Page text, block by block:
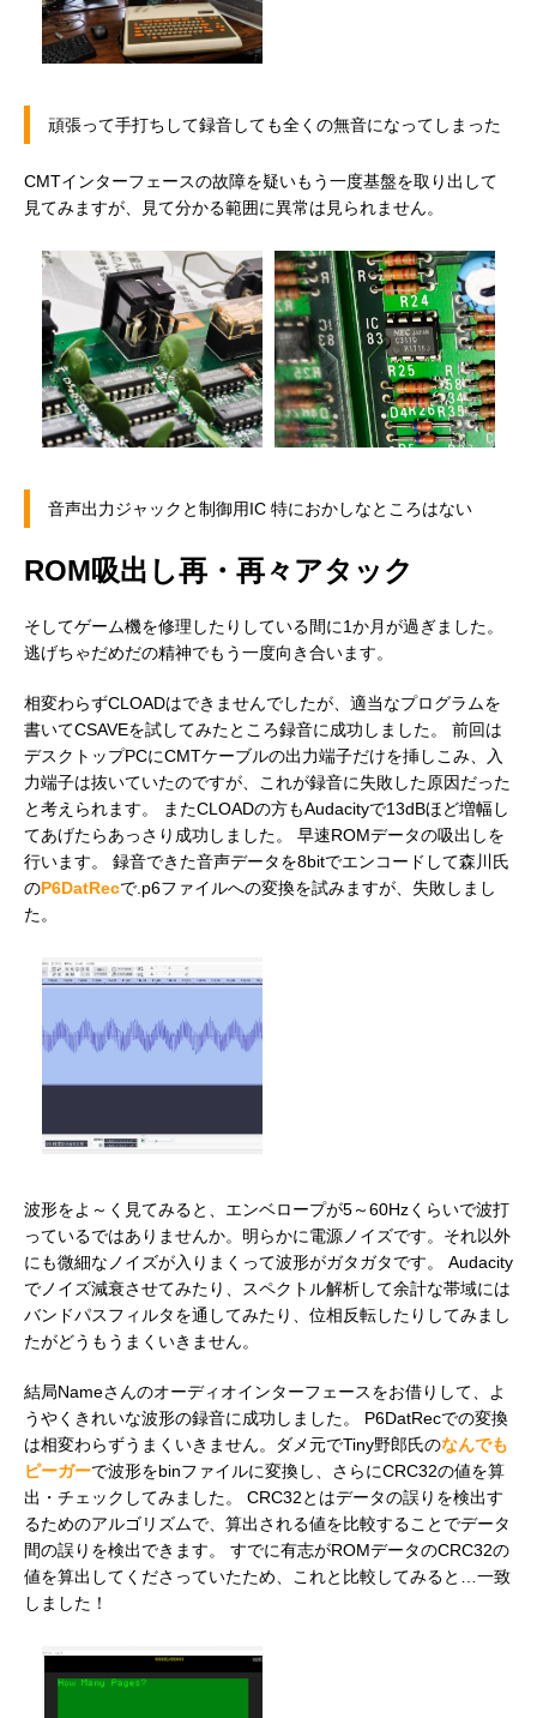
録音失敗
頑張って手打ちして録音しても全くの無音になってしまった
CMTインターフェースの故障を疑いもう一度基盤を取り出して
見てみますが、見て分かる範囲に異常は見られません。
DINジャック 制御用IC
音声出力ジャックと制御用IC 特におかしなところはない
ROM吸出し再・再々アタック
そしてゲーム機を修理したりしている間に1か月が過ぎました。
逃げちゃだめだの精神でもう一度向き合います。
相変わらずCLOADはできませんでしたが、適当なプログラムを
書いてCSAVEを試してみたところ録音に成功しました。 前回は
デスクトップPCにCMTケーブルの出力端子だけを挿しこみ、入
力端子は抜いていたのですが、これが録音に失敗した原因だった
と考えられます。 またCLOADの方もAudacityで13dBほど増幅し
てあげたらあっさり成功しました。 早速ROMデータの吸出しを
行います。 録音できた音声データを8bitでエンコードして森川氏
のP6DatRecで.p6ファイルへの変換を試みますが、失敗しまし
た。
波形をよ～く見てみると、エンベロープが5～60Hzくらいで波打
っているではありませんか。明らかに電源ノイズです。それ以外
にも微細なノイズが入りまくって波形がガタガタです。 Audacity
でノイズ減衰させてみたり、スペクトル解析して余計な帯域には
バンドパスフィルタを通してみたり、位相反転したりしてみまし
たがどうもうまくいきません。
結局Nameさんのオーディオインターフェースをお借りして、よ
うやくきれいな波形の録音に成功しました。 P6DatRecでの変換
は相変わらずうまくいきません。ダメ元でTiny野郎氏のなんでも
ピーガーで波形をbinファイルに変換し、さらにCRC32の値を算
出・チェックしてみました。 CRC32とはデータの誤りを検出す
るためのアルゴリズムで、算出される値を比較することでデータ
間の誤りを検出できます。 すでに有志がROMデータのCRC32の
値を算出してくださっていたため、これと比較してみると…一致
しました！